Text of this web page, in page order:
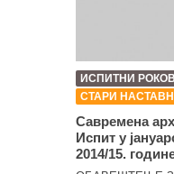
ИСПИТНИ
СТАРИ
Савремена
Испит у
2014/15.